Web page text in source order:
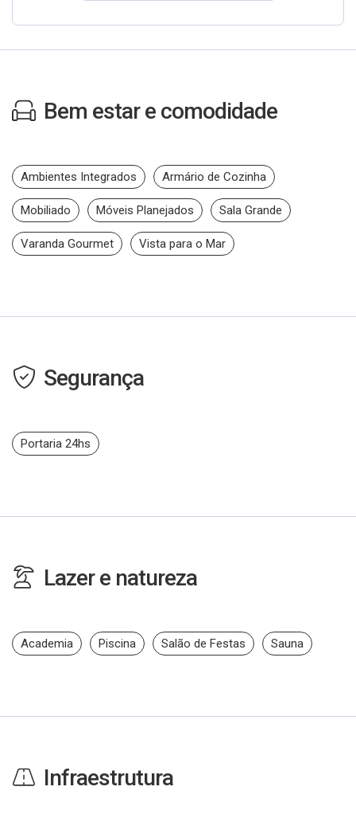
Bem estar e comodidade
Ambientes Integrados Armário de Cozinha
Mobiliado Móveis Planejados Sala Grande
Varanda Gourmet Vista para o Mar
Segurança
Portaria 24hs
Lazer e natureza
Academia Piscina Salão de Festas Sauna
Infraestrutura